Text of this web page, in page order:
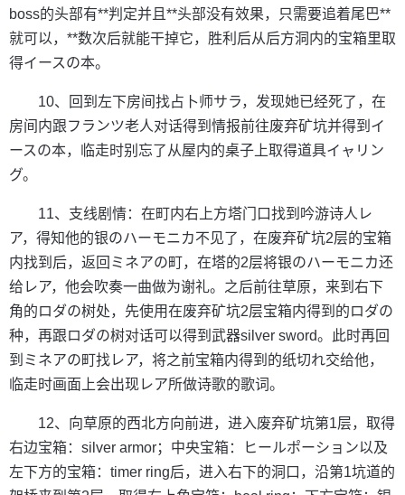
boss的头部有**判定并且**头部没有效果，只需要追着尾巴**
就可以，**数次后就能干掉它，胜利后从后方洞内的宝箱里取
得イースの本。
10、回到左下房间找占卜师サラ，发现她已经死了，在
房间内跟フランツ老人对话得到情报前往废弃矿坑并得到イ
ースの本，临走时别忘了从屋内的桌子上取得道具イャリン
グ。
11、支线剧情：在町内右上方塔门口找到吟游诗人レ
ア，得知他的银のハーモニカ不见了，在废弃矿坑2层的宝箱
内找到后，返回ミネアの町，在塔的2层将银のハーモニカ还
给レア，他会吹奏一曲做为谢礼。之后前往草原，来到右下
角的ロダの树处，先使用在废弃矿坑2层宝箱内得到的ロダの
种，再跟ロダの树对话可以得到武器silver sword。此时再回
到ミネアの町找レア，将之前宝箱内得到的纸切れ交给他，
临走时画面上会出现レア所做诗歌的歌词。
12、向草原的西北方向前进，进入废弃矿坑第1层，取得
右边宝箱：silver armor；中央宝箱：ヒールポーション以及
左下方的宝箱：timer ring后，进入右下的洞口，沿第1坑道的